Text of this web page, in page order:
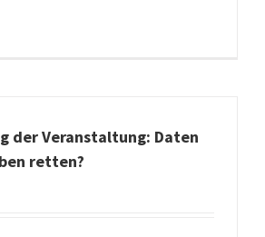
der Veranstaltung: Daten
retten?